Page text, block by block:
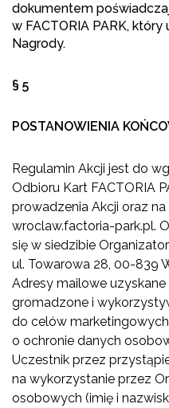
dokumentem
w FACTORIA PARK,
Nagrody.
§ 5
POSTANOWIENIA KOŃ
Regulamin Akcji jest do
Odbioru Kart FACTORIA
prowadzenia Akcji oraz
wroclaw.factoria-park.pl.
się w siedzibie
ul. Towarowa 28, 00-839
Adresy mailowe
gromadzone i
do celów
o ochronie danych
Uczestnik przez
na wykorzystanie przez
osobowych (imię i